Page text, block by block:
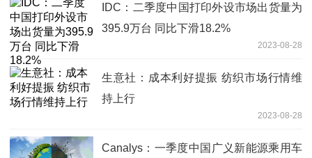
IDC：二季度中国打印外设市场出货量为
395.9万台 同比下滑18.2%
2023-08-28
生意社：成本利好提振 纺织市场行情维
持上行
2023-08-28
Canalys：一季度中国广义新能源乘用车